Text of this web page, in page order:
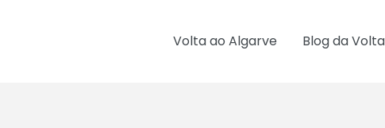
Volta ao Algarve Blog da Volta